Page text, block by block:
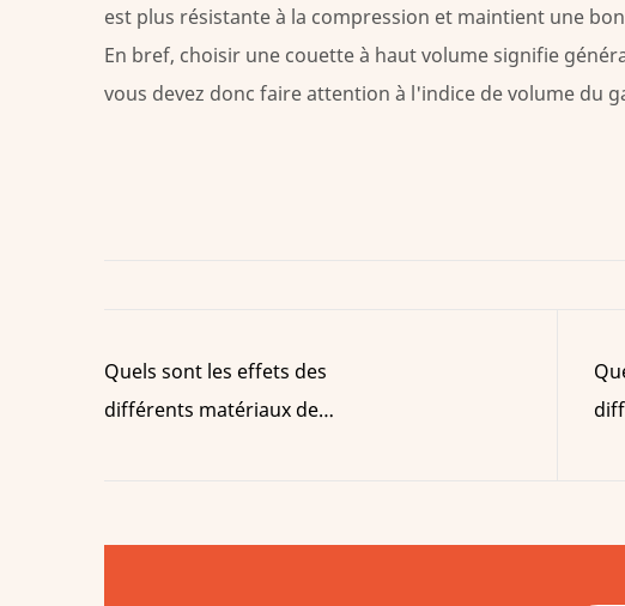
est plus résistante à la compression et maintient une
En bref, choisir une couette à haut volume signifie
vous devez donc faire attention à l'indice de volume du
Quels sont les effets des
différents matériaux de